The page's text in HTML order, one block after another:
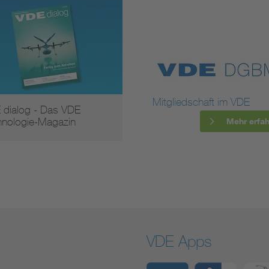
dialog - Das VDE
Magazin
Mitgliedschaft im VDE
Mehr
VDE Apps